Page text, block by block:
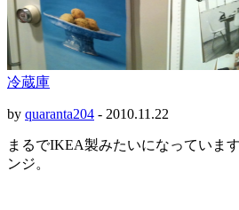
冷蔵庫
by quaranta204 - 2010.11.22
まるでIKEA製みたいになっていま
ンジ。